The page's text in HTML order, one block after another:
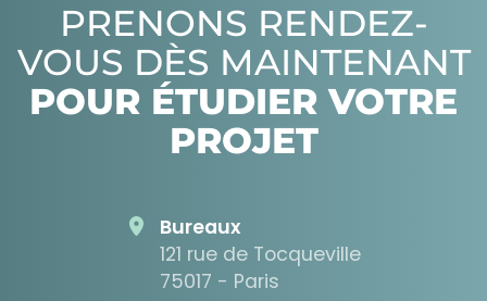
PRENONS RENDEZ-
VOUS DÈS MAINTENANT
POUR ÉTUDIER VOTRE
PROJET
Bureaux
121 rue de Tocqueville
75017 - Paris